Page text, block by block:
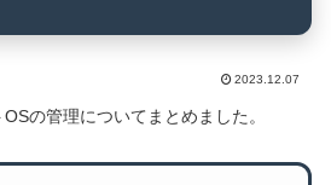
2023.12.07
の管理についてまとめました。